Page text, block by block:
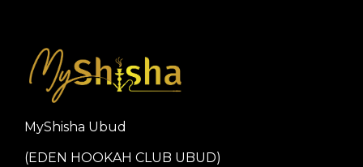
MyShisha Ubud
(EDEN HOOKAH CLUB UBUD)